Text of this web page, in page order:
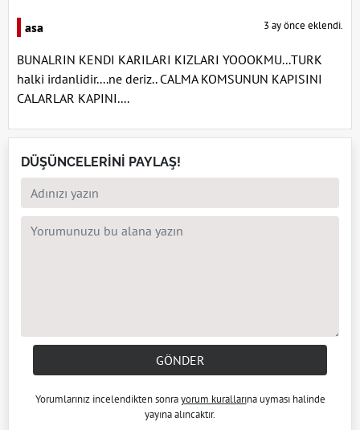
asa 3 ay önce eklendi.
BUNALRIN KENDI KARILARI KIZLARI YOOOKMU...TURK
halki irdanlidir....ne deriz.. CALMA KOMSUNUN KAPISINI
CALARLAR KAPINI....
DÜŞÜNCELERİNİ PAYLAŞ!
GÖNDER
Yorumlarınız incelendikten sonrayorum kurallarına uyması halinde
yayına alıncaktır.